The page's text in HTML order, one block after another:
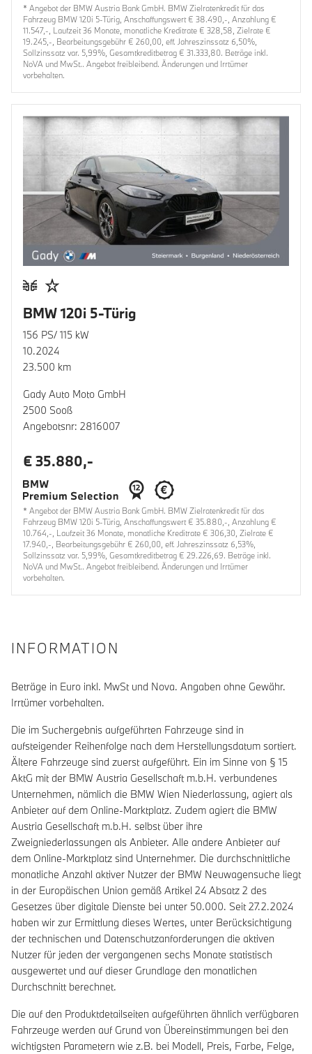
* Angebot der BMW Austria Bank GmbH. BMW Zielratenkredit für das
Fahrzeug BMW 120i 5-Türig, Anschaffungswert € 38.490,-, Anzahlung €
11.547,-, Laufzeit 36 Monate, monatliche Kreditrate € 328,58, Zielrate €
19.245,-, Bearbeitungsgebühr € 260,00, eff. Jahreszinssatz 6,50%,
Sollzinssatz var. 5,99%, Gesamtkreditbetrag € 31.333,80. Beträge inkl.
NoVA und MwSt.. Angebot freibleibend. Änderungen und Irrtümer
vorbehalten.
BMW 120i 5-Türig
156 PS/ 115 kW
10.2024
23.500 km
Gady Auto Moto GmbH
2500 Sooß
Angebotsnr: 2816007
€ 35.880,-
* Angebot der BMW Austria Bank GmbH. BMW Zielratenkredit für das
Fahrzeug BMW 120i 5-Türig, Anschaffungswert € 35.880,-, Anzahlung €
10.764,-, Laufzeit 36 Monate, monatliche Kreditrate € 306,30, Zielrate €
17.940,-, Bearbeitungsgebühr € 260,00, eff. Jahreszinssatz 6,53%,
Sollzinssatz var. 5,99%, Gesamtkreditbetrag € 29.226,69. Beträge inkl.
NoVA und MwSt.. Angebot freibleibend. Änderungen und Irrtümer
vorbehalten.
INFORMATION
Beträge in Euro inkl. MwSt und Nova. Angaben ohne Gewähr.
Irrtümer vorbehalten.
Die im Suchergebnis aufgeführten Fahrzeuge sind in
aufsteigender Reihenfolge nach dem Herstellungsdatum sortiert.
Ältere Fahrzeuge sind zuerst aufgeführt. Ein im Sinne von § 15
AktG mit der BMW Austria Gesellschaft m.b.H. verbundenes
Unternehmen, nämlich die BMW Wien Niederlassung, agiert als
Anbieter auf dem Online-Marktplatz. Zudem agiert die BMW
Austria Gesellschaft m.b.H. selbst über ihre
Zweigniederlassungen als Anbieter. Alle andere Anbieter auf
dem Online-Marktplatz sind Unternehmer. Die durchschnittliche
monatliche Anzahl aktiver Nutzer der BMW Neuwagensuche liegt
in der Europäischen Union gemäß Artikel 24 Absatz 2 des
Gesetzes über digitale Dienste bei unter 50.000. Seit 27.2.2024
haben wir zur Ermittlung dieses Wertes, unter Berücksichtigung
der technischen und Datenschutzanforderungen die aktiven
Nutzer für jeden der vergangenen sechs Monate statistisch
ausgewertet und auf dieser Grundlage den monatlichen
Durchschnitt berechnet.
Die auf den Produktdetailseiten aufgeführten ähnlich verfügbaren
Fahrzeuge werden auf Grund von Übereinstimmungen bei den
wichtigsten Parametern wie z.B. bei Modell, Preis, Farbe, Felge,